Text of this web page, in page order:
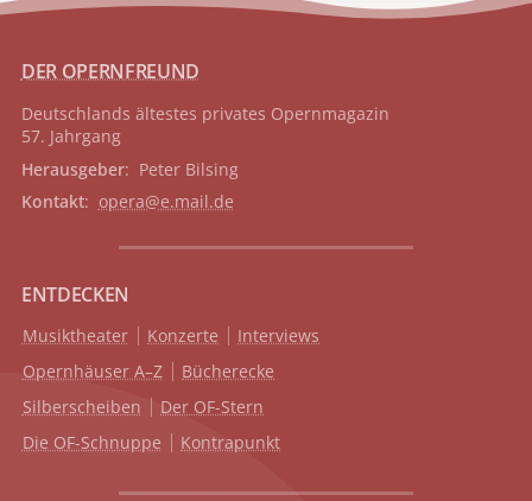
DER OPERNFREUND
Deutschlands ältestes privates Opernmagazin
57. Jahrgang
Herausgeber: Peter Bilsing
Kontakt: opera@e.mail.de
ENTDECKEN
Musiktheater Konzerte
Interviews
Opernhäuser A–Z
Bücherecke
Silberscheiben
Der OF-Stern
Die OF-Schnuppe
Kontrapunkt